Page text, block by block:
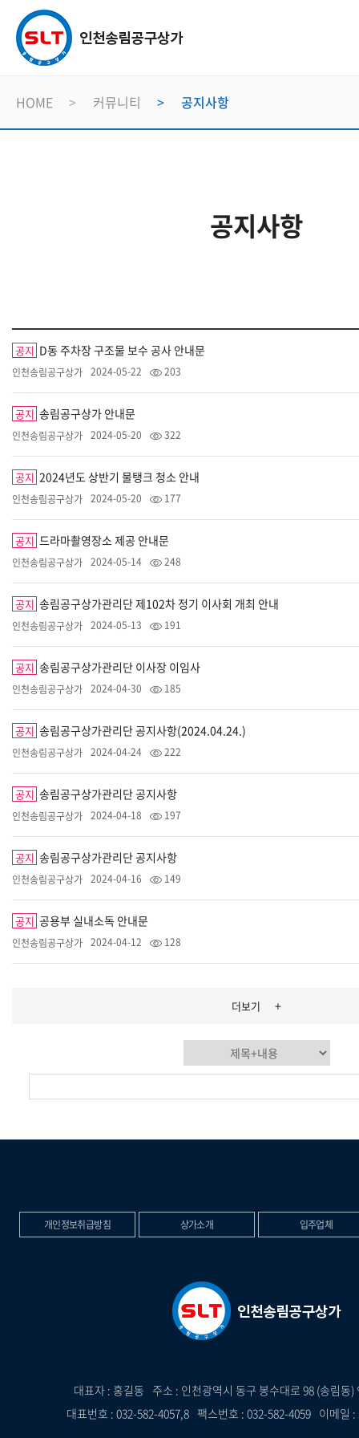
HOME 커뮤니티 공지사항
공지사항
공지 D동 주차장 구조물 보수 공사 안내문
인천송림공구상가 2024-05-22 203
공지 송림공구상가 안내문
인천송림공구상가 2024-05-20 322
공지 2024년도 상반기 물탱크 청소 안내
인천송림공구상가 2024-05-20 177
공지 드라마촬영장소 제공 안내문
인천송림공구상가 2024-05-14 248
공지 송림공구상가관리단 제102차 정기 이사회 개최 안내
인천송림공구상가 2024-05-13 191
공지 송림공구상가관리단 이사장 이임사
인천송림공구상가 2024-04-30 185
공지 송림공구상가관리단 공지사항(2024.04.24.)
인천송림공구상가 2024-04-24 222
공지 송림공구상가관리단 공지사항
인천송림공구상가 2024-04-18 197
공지 송림공구상가관리단 공지사항
인천송림공구상가 2024-04-16 149
공지 공용부 실내소독 안내문
인천송림공구상가 2024-04-12 128
더보기 +
개인정보취급방침 상가소개 입주업체
대표자 : 홍길동 주소 : 인천광역시 동구 봉수대로 98 (송림동
대표번호 : 032-582-4057,8 팩스번호 : 032-582-4059 이메일